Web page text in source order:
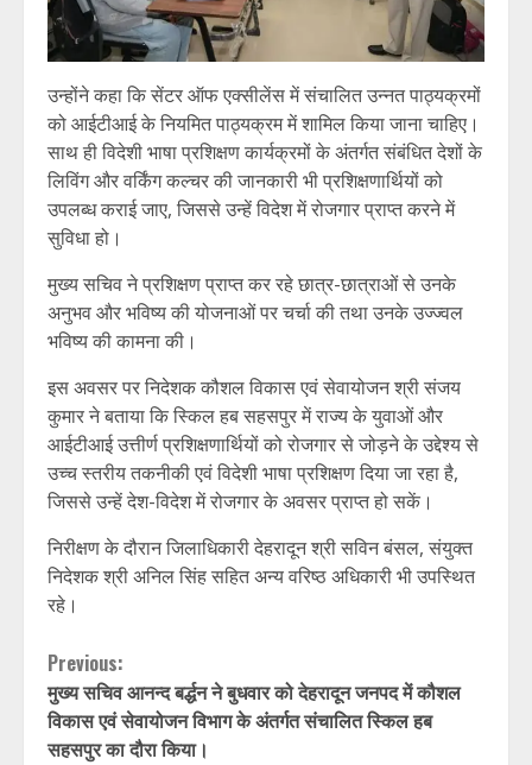
उन्होंने कहा कि सेंटर ऑफ एक्सीलेंस में संचालित उन्नत पाठ्यक्रमों
को आईटीआई के नियमित पाठ्यक्रम में शामिल किया जाना चाहिए।
साथ ही विदेशी भाषा प्रशिक्षण कार्यक्रमों के अंतर्गत संबंधित देशों के
लिविंग और वर्किंग कल्चर की जानकारी भी प्रशिक्षणार्थियों को
उपलब्ध कराई जाए, जिससे उन्हें विदेश में रोजगार प्राप्त करने में
सुविधा हो।
मुख्य सचिव ने प्रशिक्षण प्राप्त कर रहे छात्र-छात्राओं से उनके
अनुभव और भविष्य की योजनाओं पर चर्चा की तथा उनके उज्ज्वल
भविष्य की कामना की।
इस अवसर पर निदेशक कौशल विकास एवं सेवायोजन श्री संजय
कुमार ने बताया कि स्किल हब सहसपुर में राज्य के युवाओं और
आईटीआई उत्तीर्ण प्रशिक्षणार्थियों को रोजगार से जोड़ने के उद्देश्य से
उच्च स्तरीय तकनीकी एवं विदेशी भाषा प्रशिक्षण दिया जा रहा है,
जिससे उन्हें देश-विदेश में रोजगार के अवसर प्राप्त हो सकें।
निरीक्षण के दौरान जिलाधिकारी देहरादून श्री सविन बंसल, संयुक्त
निदेशक श्री अनिल सिंह सहित अन्य वरिष्ठ अधिकारी भी उपस्थित
रहे।
Continue
Reading
Previous:
मुख्य सचिव आनन्द बर्द्धन ने बुधवार को देहरादून जनपद में कौशल
विकास एवं सेवायोजन विभाग के अंतर्गत संचालित स्किल हब
सहसपुर का दौरा किया।